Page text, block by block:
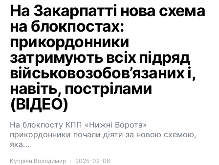
На Закарпатті нова схема
на блокпостах:
прикордонники
затримують всіх підряд
військовозобов’язаних і,
навіть, пострілами
(ВІДЕО)
На блокпосту КПП «Нижні Ворота»
прикордонники почали діяти за новою схемою,
яка…
Купріян Володимир 2025-02-06